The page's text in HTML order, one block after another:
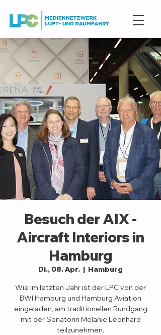
Besuch der AIX -
Aircraft Interiors in
Hamburg
Di., 08. Apr.
  |
Hamburg
Wie im letzten Jahr ist der LPC von der
BWI Hamburg und Hamburg Aviation
eingeladen, am traditionellen Rundgang
mit der Senatorin Melanie Leonhard
teilzunehmen.